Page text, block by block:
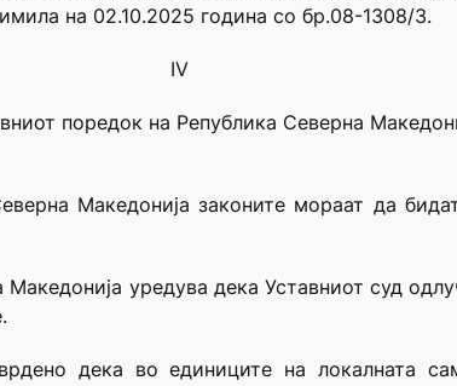
на 02.10.2025 година со бр.08-1308/3.
IV
поредок на Република Северна
Македонија законите мораат да
уредува дека Уставниот суд
дека во единиците на локалната